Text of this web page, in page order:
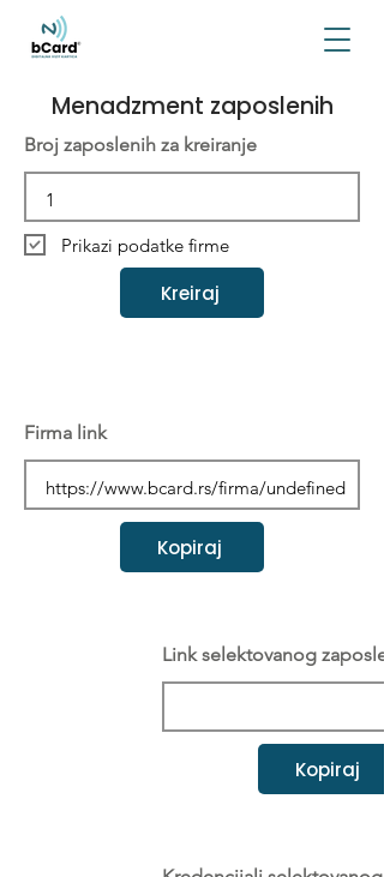
Menadzment zaposlenih
Broj zaposlenih za kreiranje
Prikazi podatke firme
Kreiraj
Firma link
Kopiraj
Link selektovanog
Kopiraj